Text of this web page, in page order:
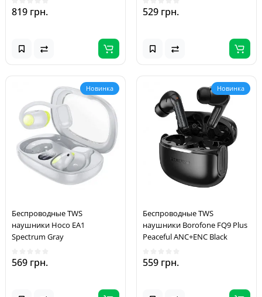
819 грн. 529 грн.
Новинка
Беспроводные TWS
наушники Hoco EA1
Spectrum Gray
569 грн.
Новинка
Беспроводные TWS
наушники Borofone FQ9 Plus
Peaceful ANC+ENC Black
559 грн.